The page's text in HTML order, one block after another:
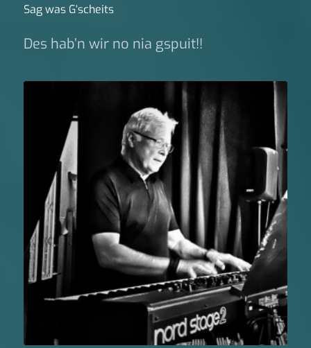
Sag was G‘scheits
Des hab’n wir no nia gspuit!!